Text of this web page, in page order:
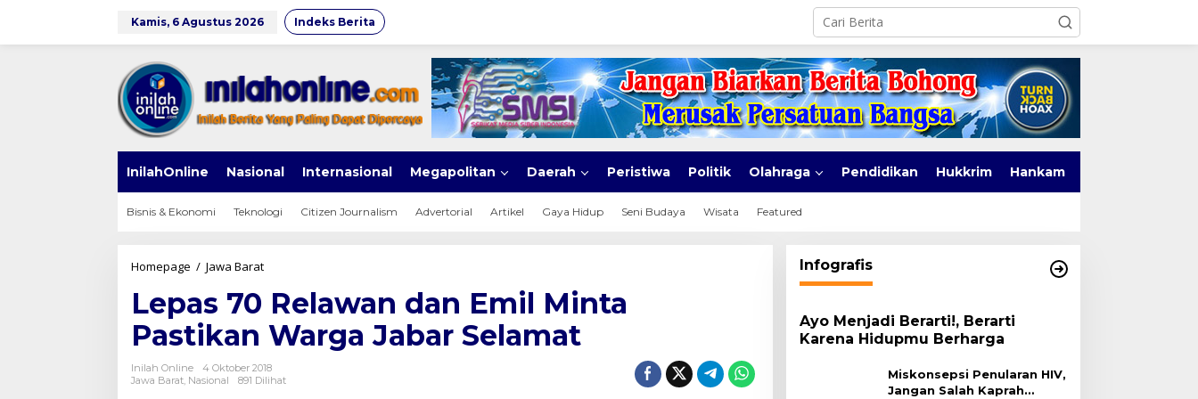
Kamis, 6 Agustus 2026 Indeks Berita
InilahOnline Nasional Internasional Megapolitan Daerah Peristiwa Politik Olahraga Pendidikan Hukkrim Hankam
Bisnis & Ekonomi Teknologi Citizen Journalism Advertorial Artikel Gaya Hidup Seni Budaya Wisata Featured
Homepage / Jawa BaratLepas
Relawan
dan
Emil
Minta
Pastikan
Warga
Lepas 70 Relawan dan Emil Minta
Pastikan Warga Jabar Selamat
Inilah Online
4 Oktober 2018
Jawa Barat, Nasional 891 Dilihat
Infografis
Ayo Menjadi Berarti!, Berarti
Karena Hidupmu Berharga
Miskonsepsi Penularan HIV,
Jangan Salah Kaprah